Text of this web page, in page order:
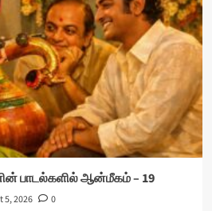
பாடல்களில் ஆன்மீகம் – 19
5, 2026 0